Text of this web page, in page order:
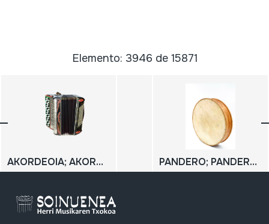
Elemento: 3946 de 15871
AKORDEOIA; AKORDEOI KROMATIKOA PANDERO; PANDERETA